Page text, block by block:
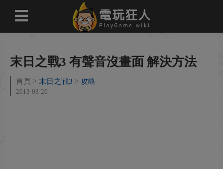
末日之戰3 有聲音沒畫面 解決方法
首頁 末日之戰3 攻略
2013-03-20